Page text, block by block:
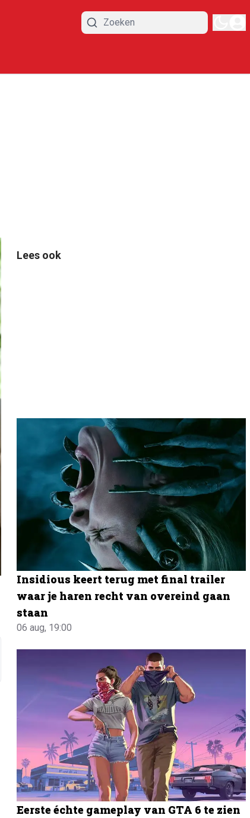
Lees ook
Insidious keert terug met final trailer
waar je haren recht van overeind gaan
staan
06 aug, 19:00
Eerste échte gameplay van GTA 6 te zien